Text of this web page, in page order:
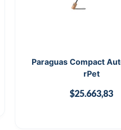
Paraguas Compact
rPet
$25.663,83